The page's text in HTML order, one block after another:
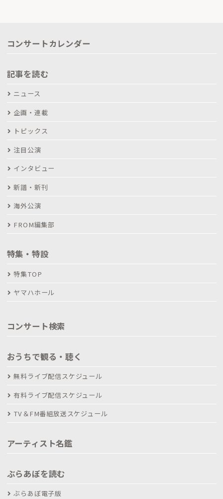
コンサートカレンダー
記事を読む
ニュース
企画・連載
トピックス
注目公演
インタビュー
新譜・新刊
海外公演
FROM編集部
特集・特設
特集TOP
ヤマハホール
コンサート検索
おうちで観る・聴く
無料ライブ配信スケジュール
有料ライブ配信スケジュール
TV＆FM番組放送スケジュール
アーティスト名鑑
ぶらあぼを読む
ぶらあぼ電子版